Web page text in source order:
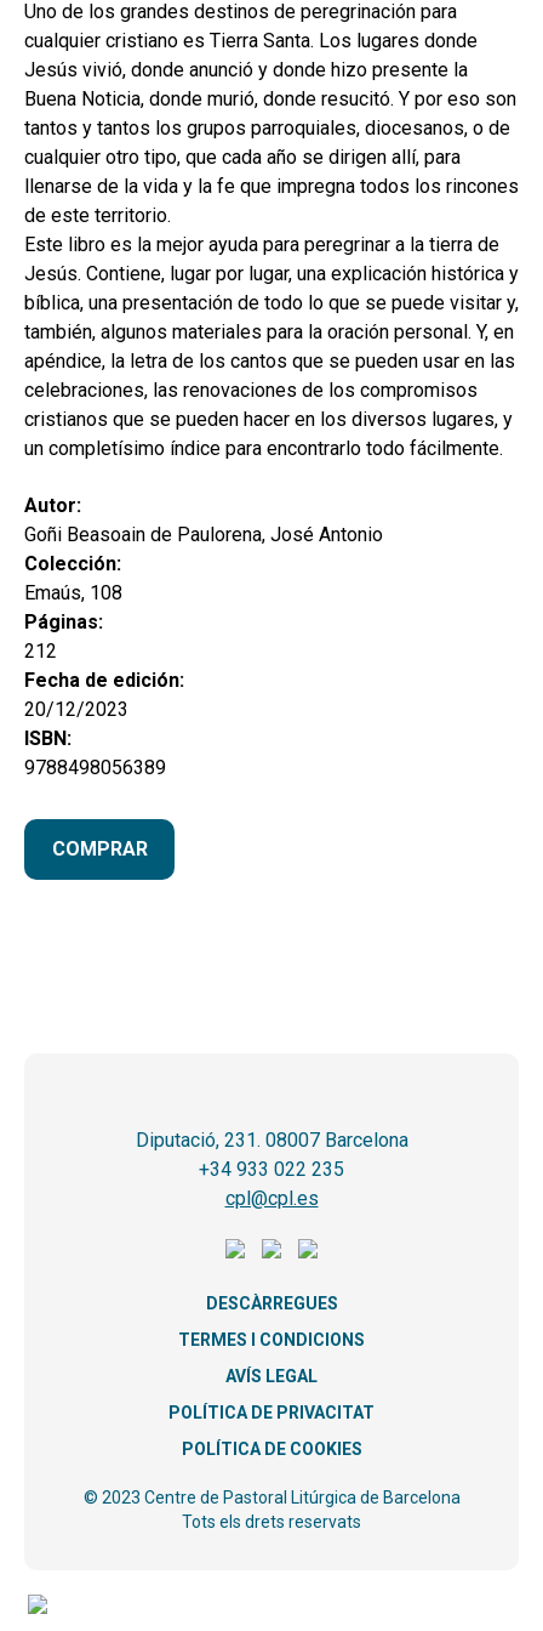
EL MEU COMPTE
CERCAR
CAT
ESP
Uno de los grandes destinos de peregrinación para
cualquier cristiano es Tierra Santa. Los lugares donde
Jesús vivió, donde anunció y donde hizo presente la
Buena Noticia, donde murió, donde resucitó. Y por eso son
tantos y tantos los grupos parroquiales, diocesanos, o de
cualquier otro tipo, que cada año se dirigen allí, para
llenarse de la vida y la fe que impregna todos los rincones
de este territorio.
Este libro es la mejor ayuda para peregrinar a la tierra de
Jesús. Contiene, lugar por lugar, una explicación histórica y
bíblica, una presentación de todo lo que se puede visitar y,
también, algunos materiales para la oración personal. Y, en
apéndice, la letra de los cantos que se pueden usar en las
celebraciones, las renovaciones de los compromisos
cristianos que se pueden hacer en los diversos lugares, y
un completísimo índice para encontrarlo todo fácilmente.
Autor:
Goñi Beasoain de Paulorena, José Antonio
Colección:
Emaús, 108
Páginas:
212
Fecha de edición:
20/12/2023
ISBN:
9788498056389
COMPRAR
Diputació, 231. 08007 Barcelona
+34 933 022 235
cpl@cpl.es
DESCÀRREGUES
TERMES I CONDICIONS
AVÍS LEGAL
POLÍTICA DE PRIVACITAT
POLÍTICA DE COOKIES
© 2023 Centre de Pastoral Litúrgica de Barcelona
Tots els drets reservats